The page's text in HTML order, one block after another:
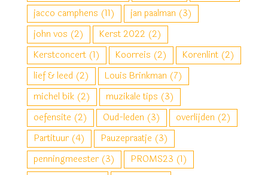
jacco camphens (11) jan paalman (3)
john vos (2) Kerst 2022 (2)
Kerstconcert (1) Koorreis (2) Korenlint (2)
lief & leed (2) Louis Brinkman (7)
michel bik (2) muzikale tips (3)
oefensite (2) Oud-leden (3) overlijden (2)
Partituur (4) Pauzepraatje (3)
penningmeester (3) PROMS23 (1)